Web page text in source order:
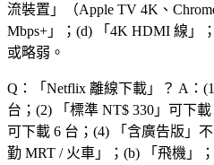
流裝置 」（Apple TV 4K、
Mbps+ 」；(d) 「 4K HDMI 線 」
或略弱。
Q：「 Netflix 離線下載 」？ A：
台；(2) 「 標準 NT$ 330 」可下載
可下載 6 台；(4) 「 含廣告版 」
勤 MRT / 火車 」；(b) 「 飛機 」